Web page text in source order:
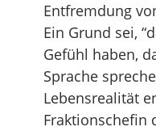
Entfremdung
Ein Grund sei,
Gefühl haben,
Sprache
Lebensrealität
Fraktionschefin